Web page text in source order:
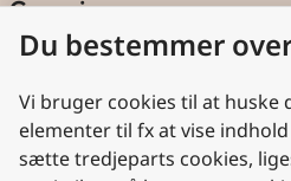
Genveje
Cookies
Aktindsigt
Persondatabeskyttelse
Du bestemmer
Vi bruger cookies til at huske
elementer til fx at vise
sætte tredjeparts cookies,